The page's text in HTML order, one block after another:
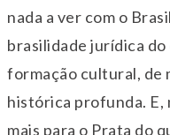
nada a ver com o
brasilidade jurídica
formação cultural, de
histórica profunda. E,
mais para o Prata do